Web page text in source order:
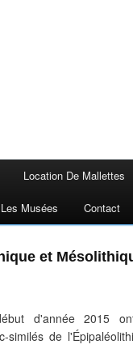
Location De Mallettes
Musées Contact
et
d'année 2015
similés de